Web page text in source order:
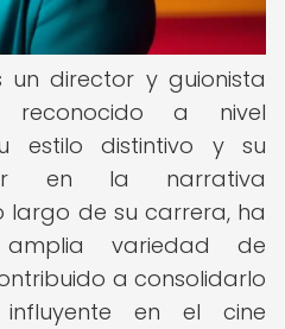
un director y guionista
a nivel
estilo distintivo y su
en la narrativa
largo de su carrera, ha
variedad de
a consolidarlo
en el cine